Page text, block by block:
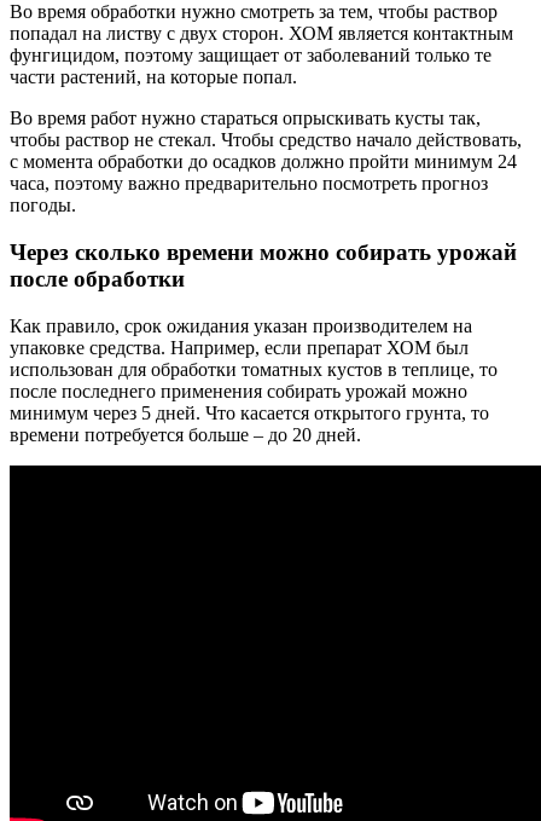
Во время обработки нужно смотреть за тем, чтобы раствор
попадал на листву с двух сторон. ХОМ является контактным
фунгицидом, поэтому защищает от заболеваний только те
части растений, на которые попал.
Во время работ нужно стараться опрыскивать кусты так,
чтобы раствор не стекал. Чтобы средство начало действовать,
с момента обработки до осадков должно пройти минимум 24
часа, поэтому важно предварительно посмотреть прогноз
погоды.
Через сколько времени можно собирать урожай
после обработки
Как правило, срок ожидания указан производителем на
упаковке средства. Например, если препарат ХОМ был
использован для обработки томатных кустов в теплице, то
после последнего применения собирать урожай можно
минимум через 5 дней. Что касается открытого грунта, то
времени потребуется больше – до 20 дней.